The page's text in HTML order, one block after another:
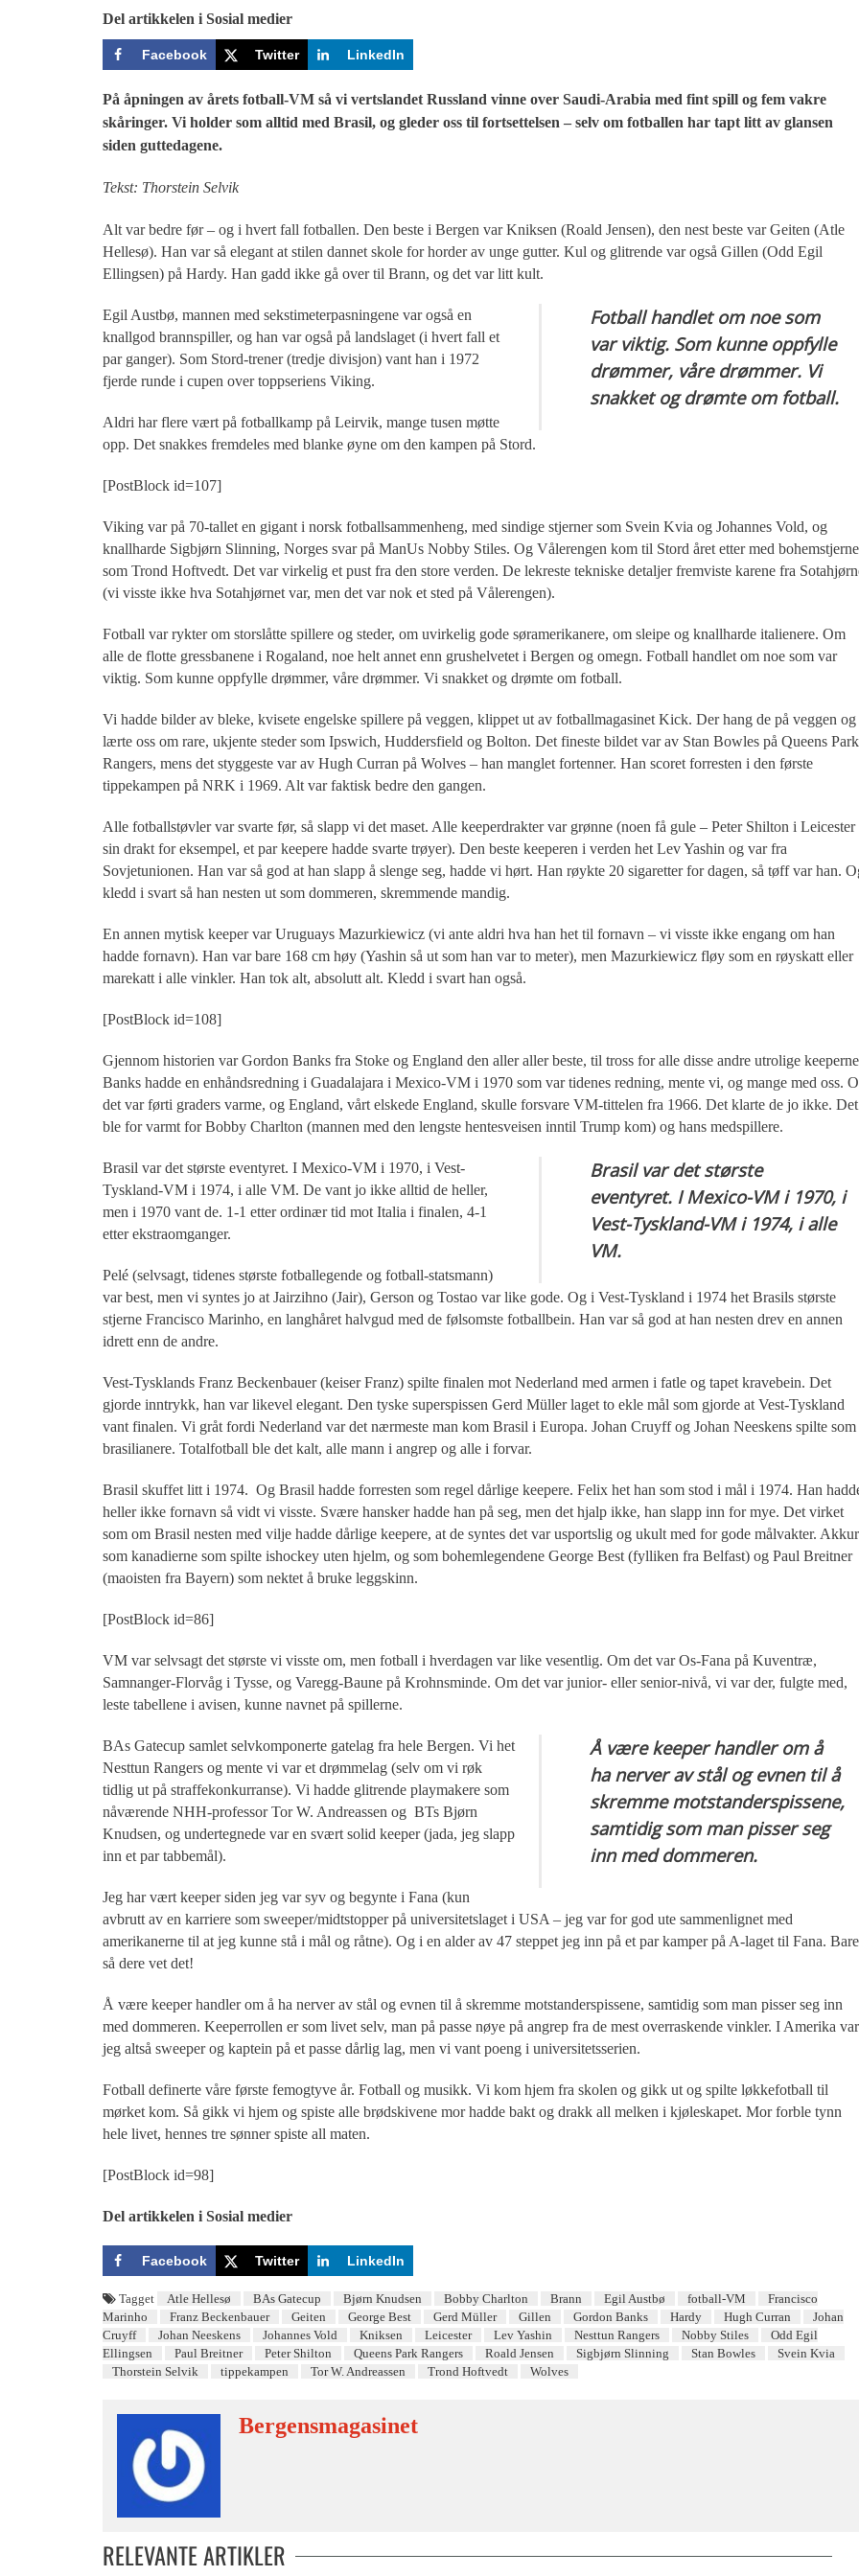
Del artikkelen i Sosial medier
Facebook Twitter LinkedIn
På åpningen av årets fotball-VM så vi vertslandet Russland vinne over Saudi-Arabia med fint spill og fem vakre
skåringer. Vi holder som alltid med Brasil, og gleder oss til fortsettelsen – selv om fotballen har tapt litt av glansen
siden guttedagene.
Tekst: Thorstein Selvik
Alt var bedre før – og i hvert fall fotballen. Den beste i Bergen var Kniksen (Roald Jensen), den nest beste var Geiten (Atle
Hellesø). Han var så elegant at stilen dannet skole for horder av unge gutter. Kul og glitrende var også Gillen (Odd Egil
Ellingsen) på Hardy. Han gadd ikke gå over til Brann, og det var litt kult.
Fotball handlet om noe som
var viktig. Som kunne oppfylle
drømmer, våre drømmer. Vi
snakket og drømte om fotball.
Egil Austbø, mannen med sekstimeterpasningene var også en
knallgod brannspiller, og han var også på landslaget (i hvert fall et
par ganger). Som Stord-trener (tredje divisjon) vant han i 1972
fjerde runde i cupen over toppseriens Viking.
Aldri har flere vært på fotballkamp på Leirvik, mange tusen møtte
opp. Det snakkes fremdeles med blanke øyne om den kampen på Stord.
[PostBlock id=107]
Viking var på 70-tallet en gigant i norsk fotballsammenheng, med sindige stjerner som Svein Kvia og Johannes Vold, og
knallharde Sigbjørn Slinning, Norges svar på ManUs Nobby Stiles. Og Vålerengen kom til Stord året etter med
som Trond Hoftvedt. Det var virkelig et pust fra den store verden. De lekreste tekniske detaljer fremviste karene fra
(vi visste ikke hva Sotahjørnet var, men det var nok et sted på Vålerengen).
Fotball var rykter om storslåtte spillere og steder, om uvirkelig gode søramerikanere, om sleipe og knallharde italienere. Om
alle de flotte gressbanene i Rogaland, noe helt annet enn grushelvetet i Bergen og omegn. Fotball handlet om noe som var
viktig. Som kunne oppfylle drømmer, våre drømmer. Vi snakket og drømte om fotball.
Vi hadde bilder av bleke, kvisete engelske spillere på veggen, klippet ut av fotballmagasinet Kick. Der hang de på veggen og
lærte oss om rare, ukjente steder som Ipswich, Huddersfield og Bolton. Det fineste bildet var av Stan Bowles på Queens Park
Rangers, mens det styggeste var av Hugh Curran på Wolves – han manglet fortenner. Han scoret forresten i den første
tippekampen på NRK i 1969. Alt var faktisk bedre den gangen.
Alle fotballstøvler var svarte før, så slapp vi det maset. Alle keeperdrakter var grønne (noen få gule – Peter Shilton i Leicester
sin drakt for eksempel, et par keepere hadde svarte trøyer). Den beste keeperen i verden het Lev Yashin og var fra
Sovjetunionen. Han var så god at han slapp å slenge seg, hadde vi hørt. Han røykte 20 sigaretter for dagen, så tøff var han.
kledd i svart så han nesten ut som dommeren, skremmende mandig.
En annen mytisk keeper var Uruguays Mazurkiewicz (vi ante aldri hva han het til fornavn – vi visste ikke engang om han
hadde fornavn). Han var bare 168 cm høy (Yashin så ut som han var to meter), men Mazurkiewicz fløy som en røyskatt eller
marekatt i alle vinkler. Han tok alt, absolutt alt. Kledd i svart han også.
[PostBlock id=108]
Gjennom historien var Gordon Banks fra Stoke og England den aller aller beste, til tross for alle disse andre utrolige
Banks hadde en enhåndsredning i Guadalajara i Mexico-VM i 1970 som var tidenes redning, mente vi, og mange med oss.
det var førti graders varme, og England, vårt elskede England, skulle forsvare VM-tittelen fra 1966. Det klarte de jo ikke. Det
ble for varmt for Bobby Charlton (mannen med den lengste hentesveisen inntil Trump kom) og hans medspillere.
Brasil var det største
eventyret. I Mexico-VM i 1970, i
Vest-Tyskland-VM i 1974, i alle
VM.
Brasil var det største eventyret. I Mexico-VM i 1970, i Vest-
Tyskland-VM i 1974, i alle VM. De vant jo ikke alltid de heller,
men i 1970 vant de. 1-1 etter ordinær tid mot Italia i finalen, 4-1
etter ekstraomganger.
Pelé (selvsagt, tidenes største fotballegende og fotball-statsmann)
var best, men vi syntes jo at Jairzihno (Jair), Gerson og Tostao var like gode. Og i Vest-Tyskland i 1974 het Brasils største
stjerne Francisco Marinho, en langhåret halvgud med de følsomste fotballbein. Han var så god at han nesten drev en annen
idrett enn de andre.
Vest-Tysklands Franz Beckenbauer (keiser Franz) spilte finalen mot Nederland med armen i fatle og tapet kravebein. Det
gjorde inntrykk, han var likevel elegant. Den tyske superspissen Gerd Müller laget to ekle mål som gjorde at Vest-Tyskland
vant finalen. Vi gråt fordi Nederland var det nærmeste man kom Brasil i Europa. Johan Cruyff og Johan Neeskens spilte som
brasilianere. Totalfotball ble det kalt, alle mann i angrep og alle i forvar.
Brasil skuffet litt i 1974. Og Brasil hadde forresten som regel dårlige keepere. Felix het han som stod i mål i 1974. Han
heller ikke fornavn så vidt vi visste. Svære hansker hadde han på seg, men det hjalp ikke, han slapp inn for mye. Det virket
som om Brasil nesten med vilje hadde dårlige keepere, at de syntes det var usportslig og ukult med for gode målvakter.
som kanadierne som spilte ishockey uten hjelm, og som bohemlegendene George Best (fylliken fra Belfast) og Paul Breitner
(maoisten fra Bayern) som nektet å bruke leggskinn.
[PostBlock id=86]
VM var selvsagt det største vi visste om, men fotball i hverdagen var like vesentlig. Om det var Os-Fana på Kuventræ,
Samnanger-Florvåg i Tysse, og Varegg-Baune på Krohnsminde. Om det var junior- eller senior-nivå, vi var der, fulgte med,
leste tabellene i avisen, kunne navnet på spillerne.
Å være keeper handler om å
ha nerver av stål og evnen til å
skremme motstanderspissene,
samtidig som man pisser seg
inn med dommeren.
BAs Gatecup samlet selvkomponerte gatelag fra hele Bergen. Vi het
Nesttun Rangers og mente vi var et drømmelag (selv om vi røk
tidlig ut på straffekonkurranse). Vi hadde glitrende playmakere som
nåværende NHH-professor Tor W. Andreassen og BTs Bjørn
Knudsen, og undertegnede var en svært solid keeper (jada, jeg slapp
inn et par tabbemål).
Jeg har vært keeper siden jeg var syv og begynte i Fana (kun
avbrutt av en karriere som sweeper/midtstopper på universitetslaget i USA – jeg var for god ute sammenlignet med
amerikanerne til at jeg kunne stå i mål og råtne). Og i en alder av 47 steppet jeg inn på et par kamper på A-laget til Fana. Bare
så dere vet det!
Å være keeper handler om å ha nerver av stål og evnen til å skremme motstanderspissene, samtidig som man pisser seg inn
med dommeren. Keeperrollen er som livet selv, man på passe nøye på angrep fra de mest overraskende vinkler. I Amerika var
jeg altså sweeper og kaptein på et passe dårlig lag, men vi vant poeng i universitetsserien.
Fotball definerte våre første femogtyve år. Fotball og musikk. Vi kom hjem fra skolen og gikk ut og spilte løkkefotball til
mørket kom. Så gikk vi hjem og spiste alle brødskivene mor hadde bakt og drakk all melken i kjøleskapet. Mor forble tynn
hele livet, hennes tre sønner spiste all maten.
[PostBlock id=98]
Del artikkelen i Sosial medier
Facebook Twitter LinkedIn
Tagget Atle Hellesø BAs Gatecup Bjørn Knudsen Bobby Charlton Brann Egil Austbø fotball-VM
Francisco
Marinho
Franz Beckenbauer Geiten George Best Gerd Müller Gillen Gordon Banks Hardy Hugh Curran
Johan
Cruyff
Johan Neeskens Johannes Vold Kniksen Leicester Lev Yashin Nesttun Rangers Nobby Stiles
Odd Egil
Ellingsen
Paul Breitner Peter Shilton Queens Park Rangers Roald Jensen Sigbjørn Slinning Stan Bowles
Svein Kvia
Thorstein Selvik
tippekampen Tor W. Andreassen Trond Hoftvedt Wolves
Bergensmagasinet
RELEVANTE ARTIKLER